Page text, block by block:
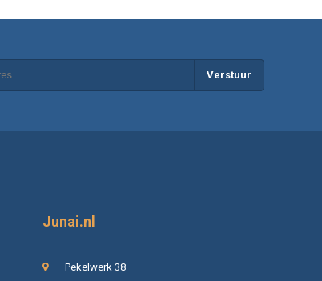
Verstuur
Junai.nl
Pekelwerk 38